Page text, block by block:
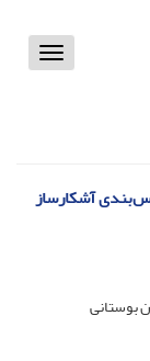
Toggle
آشکارساز
بوستانی